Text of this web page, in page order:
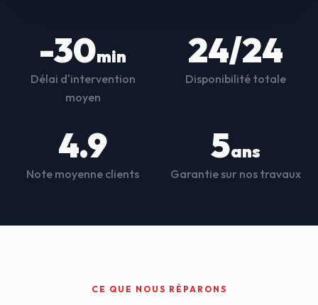
-30min
Délai d'intervention
moyen
24/24
Disponibilité totale
4.9
Note moyenne clients
5ans
Garantie sur nos travaux
CE QUE NOUS RÉPARONS